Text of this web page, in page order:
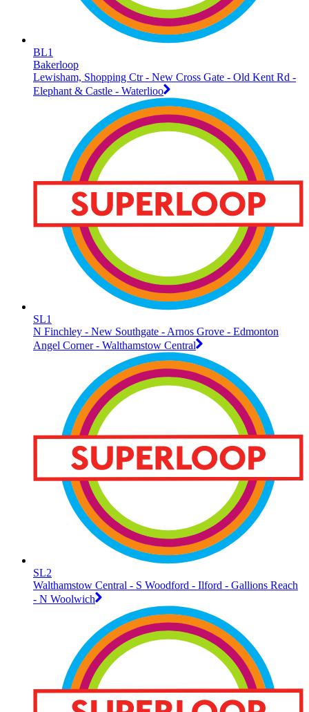
BL1
Bakerloop
Lewisham, Shopping Ctr - New Cross Gate - Old Kent Rd -
Elephant & Castle - Waterlioo
SL1
N Finchley - New Southgate - Arnos Grove - Edmonton
Angel Corner - Walthamstow Central
SL2
Walthamstow Central - S Woodford - Ilford - Gallions Reach
- N Woolwich